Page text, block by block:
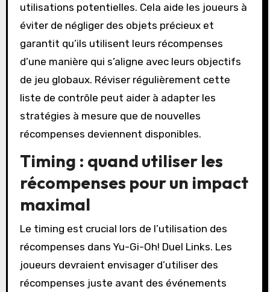
utilisations potentielles. Cela aide les joueurs à
éviter de négliger des objets précieux et
garantit qu’ils utilisent leurs récompenses
d’une manière qui s’aligne avec leurs objectifs
de jeu globaux. Réviser régulièrement cette
liste de contrôle peut aider à adapter les
stratégies à mesure que de nouvelles
récompenses deviennent disponibles.
Timing : quand utiliser les
récompenses pour un impact
maximal
Le timing est crucial lors de l’utilisation des
récompenses dans Yu-Gi-Oh! Duel Links. Les
joueurs devraient envisager d’utiliser des
récompenses juste avant des événements